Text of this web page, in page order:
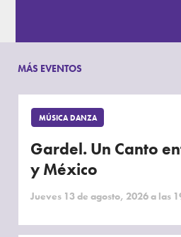
MÁS EVENTOS
MÚSICA DANZA
Gardel. Un Canto
y México
Jueves 13 de agosto, 2026 a las